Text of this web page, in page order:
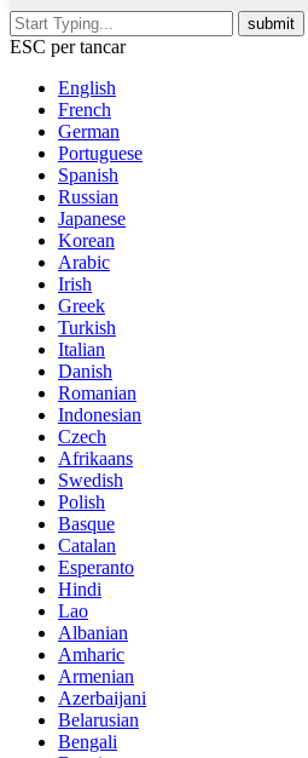
ESC per tancar
English
French
German
Portuguese
Spanish
Russian
Japanese
Korean
Arabic
Irish
Greek
Turkish
Italian
Danish
Romanian
Indonesian
Czech
Afrikaans
Swedish
Polish
Basque
Catalan
Esperanto
Hindi
Lao
Albanian
Amharic
Armenian
Azerbaijani
Belarusian
Bengali